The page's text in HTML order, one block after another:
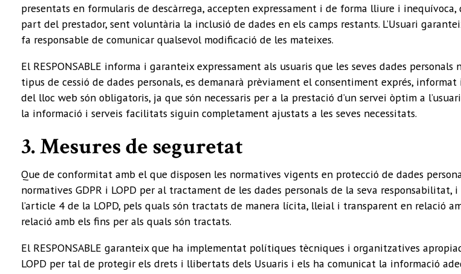
presentats en formularis de descàrrega, accepten expressament i de forma lliure i
part del prestador, sent voluntària la inclusió de dades en els camps restants. L’Usuari
fa responsable de comunicar qualsevol modificació de les mateixes.
El RESPONSABLE informa i garanteix expressament als usuaris que les seves dades
tipus de cessió de dades personals, es demanarà prèviament el consentiment exprés,
del lloc web són obligatoris, ja que són necessaris per a la prestació d’un servei òptim a
la informació i serveis facilitats siguin completament ajustats a les seves necessitats.
3. Mesures de seguretat
Que de conformitat amb el que disposen les normatives vigents en protecció de dades
normatives GDPR i LOPD per al tractament de les dades personals de la seva
l’article 4 de la LOPD, pels quals són tractats de manera lícita, lleial i transparent en relació
relació amb els fins per als quals són tractats.
El RESPONSABLE garanteix que ha implementat polítiques tècniques i organitzatives
LOPD per tal de protegir els drets i llibertats dels Usuaris i els ha comunicat la informació